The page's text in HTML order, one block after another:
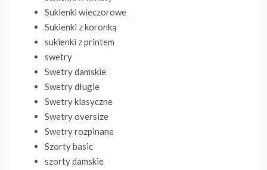
Sukienki wieczorowe
Sukienki z koronką
sukienki z printem
swetry
Swetry damskie
Swetry długie
Swetry klasyczne
Swetry oversize
Swetry rozpinane
Szorty basic
szorty damskie